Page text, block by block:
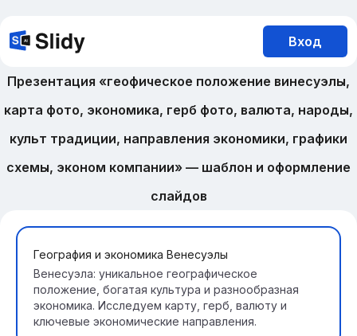
Вход
Презентация «геофическое положение винесуэлы,
карта фото, экономика, герб фото, валюта, народы,
культ традиции, направления экономики, графики
схемы, эконом компании» — шаблон и оформление
слайдов
География и экономика Венесуэлы
Венесуэла: уникальное географическое
положение, богатая культура и разнообразная
экономика. Исследуем карту, герб, валюту и
ключевые экономические направления.